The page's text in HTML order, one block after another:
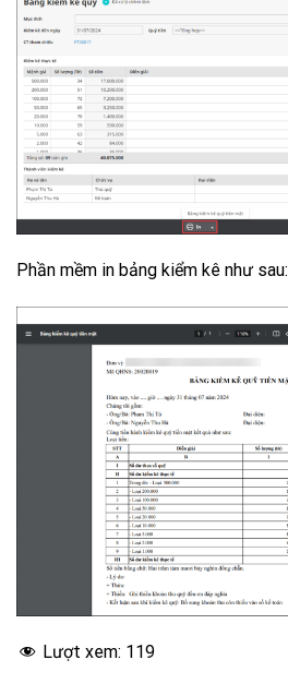
Phần mềm in bảng kiểm kê như sau:
Lượt xem: 119